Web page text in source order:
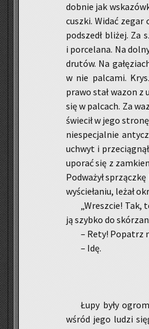
dob­nie jak
cusz­ki. Widać
pod­szedł bli­żej. Za
i por­ce­la­na. Na
dru­tów. Na
w nie pal­ca­mi.
prawo stał wazon z
się w pal­cach. Za
świe­cił w jego
nie­spe­cjal­nie
uchwyt i
upo­rać się z
Pod­wa­żył
wy­ście­ła­niu, leżał
„Wresz­cie! Tak,
ją szyb­ko do
– Rety! Po­patrz
– Idę.
Łupy były
wśród jego ludzi